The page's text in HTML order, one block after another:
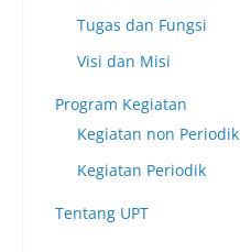
Tugas dan Fungsi
Visi dan Misi
Program Kegiatan
Kegiatan non Periodik
Kegiatan Periodik
Tentang UPT